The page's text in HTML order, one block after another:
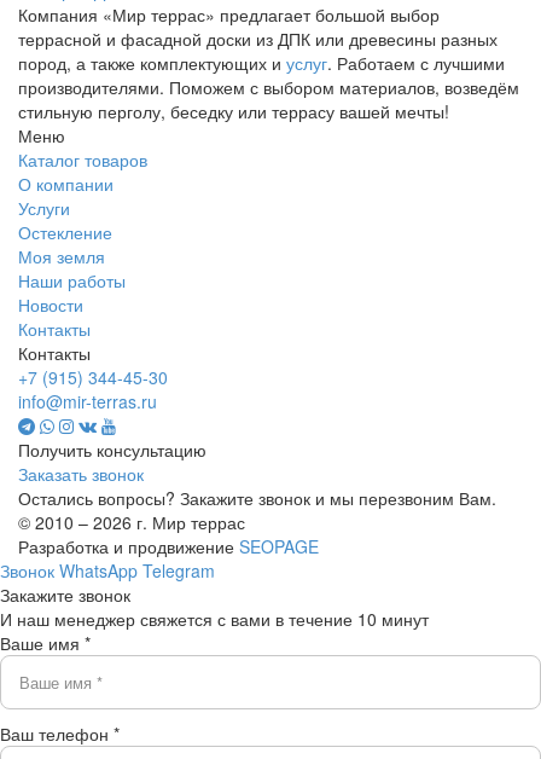
Компания «Мир террас» предлагает большой выбор
террасной и фасадной доски из ДПК или древесины разных
пород, а также комплектующих и услуг. Работаем с лучшими
производителями. Поможем с выбором материалов, возведём
стильную перголу, беседку или террасу вашей мечты!
Меню
Каталог товаров
О компании
Услуги
Остекление
Моя земля
Наши работы
Новости
Контакты
Контакты
+7 (915) 344-45-30
info@mir-terras.ru
Получить консультацию
Заказать звонок
Остались вопросы? Закажите звонок и мы перезвоним Вам.
© 2010 – 2026 г. Мир террас
Разработка и продвижение SEOPAGE
Звонок WhatsApp Telegram
Закажите звонок
И наш менеджер свяжется с вами в течение 10 минут
Ваше имя *
Ваш телефон *